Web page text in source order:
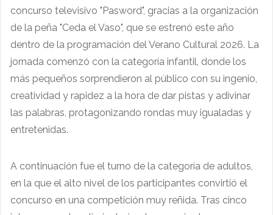
concurso televisivo "Pasword", gracias a la organización
de la peña "Ceda el Vaso", que se estrenó este año
dentro de la programación del Verano Cultural 2026. La
jornada comenzó con la categoría infantil, donde los
más pequeños sorprendieron al público con su ingenio,
creatividad y rapidez a la hora de dar pistas y adivinar
las palabras, protagonizando rondas muy igualadas y
entretenidas.
A continuación fue el turno de la categoría de adultos,
en la que el alto nivel de los participantes convirtió el
concurso en una competición muy reñida. Tras cinco